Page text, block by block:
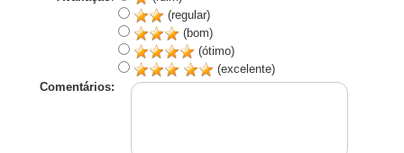
(regular)
(bom)
(ótimo)
(excelente)
Comentários: